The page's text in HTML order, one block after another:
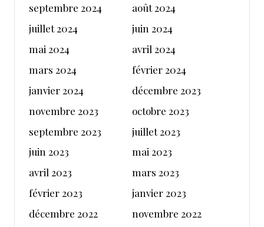
septembre 2024
août 2024
juillet 2024
juin 2024
mai 2024
avril 2024
mars 2024
février 2024
janvier 2024
décembre 2023
novembre 2023
octobre 2023
septembre 2023
juillet 2023
juin 2023
mai 2023
avril 2023
mars 2023
février 2023
janvier 2023
décembre 2022
novembre 2022